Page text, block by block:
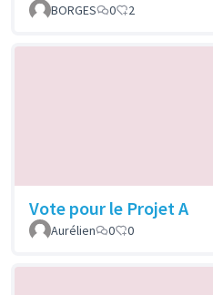
BORGES 0 2
Vote pour le Projet A
Aurélien 0 0